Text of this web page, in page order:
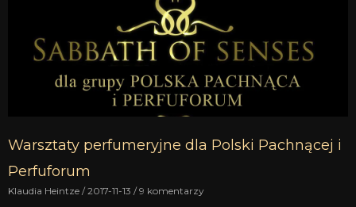
Warsztaty perfumeryjne dla Polski Pachnącej i
Perfuforum
Klaudia Heintze 2017-11-13 9 komentarzy